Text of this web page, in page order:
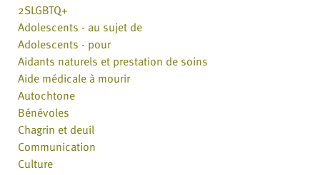
2SLGBTQ+
Adolescents - au sujet de
Adolescents - pour
Aidants naturels et prestation de soins
Aide médicale à mourir
Autochtone
Bénévoles
Chagrin et deuil
Communication
Culture